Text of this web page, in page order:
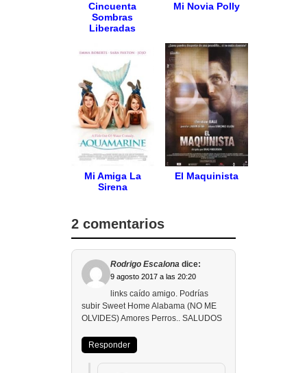
Cincuenta
Sombras
Liberadas
Mi Novia Polly
Mi Amiga La
Sirena
El Maquinista
2 comentarios
Rodrigo Escalona dice:
9 agosto 2017 a las 20:20
links caído amigo. Podrías
subir Sweet Home Alabama (NO ME
OLVIDES) Amores Perros.. SALUDOS
Responder